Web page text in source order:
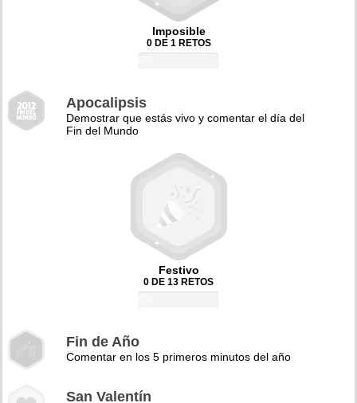
Imposible
0 DE 1 RETOS
Apocalipsis
Demostrar que estás vivo y comentar el día del
Fin del Mundo
Festivo
0 DE 13 RETOS
Fin de Año
Comentar en los 5 primeros minutos del año
San Valentín